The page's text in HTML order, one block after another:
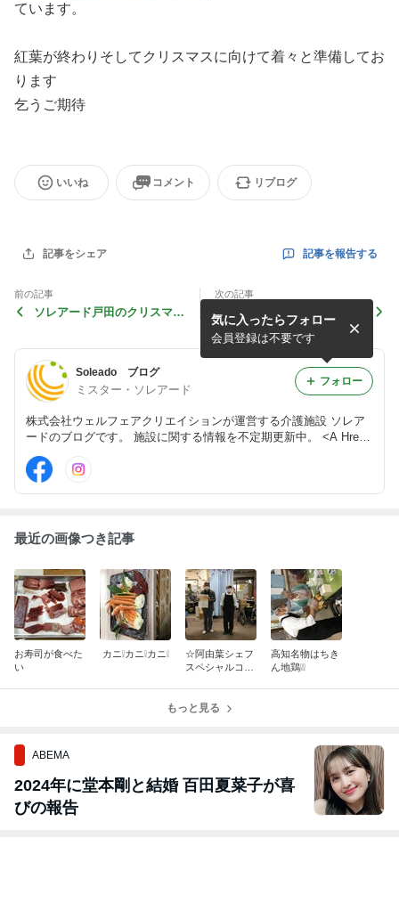
ています。
紅葉が終わりそしてクリスマスに向けて着々と準備してお
ります
乞うご期待
いいね コメント リブログ
記事をシェア 記事を報告する
前の記事
ソレアード戸田のクリスマス
次の記事
Soleado ブログ
ミスター・ソレアード
株式会社ウェルフェアクリエイションが運営する介護施設 ソレア
ードのブログです。 施設に関する情報を不定期更新中。 <A Href
="http://www.soleado.jp/">ソレアード 公式HP</A>
気に入ったらフォロー
会員登録は不要です
フォロー
最近の画像つき記事
お寿司が食べた
い
カニ❕カニ❕カニ❕
☆阿由葉シェフ
スペシャルコー
高知名物はちき
ん地鶏❕❕
もっと見る
ABEMA
2024年に堂本剛と結婚 百田夏菜子が喜
びの報告